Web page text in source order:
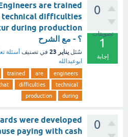
0
تصويتات
1
إجابة
are trained
technical difficulties
during production
؟ - مع الشرح
سُئل يناير 23 في تصنيف أسئلة
ابوعبدالله
engineers
are
trained
technical
difficulties
during
production
0
were developed
paying with cash